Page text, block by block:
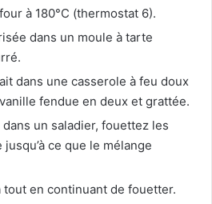
à 180°C (thermostat 6).
dans un moule à tarte
dans une casserole à feu doux
fendue en deux et grattée.
un saladier, fouettez les
ce que le mélange
tout en continuant de fouetter.